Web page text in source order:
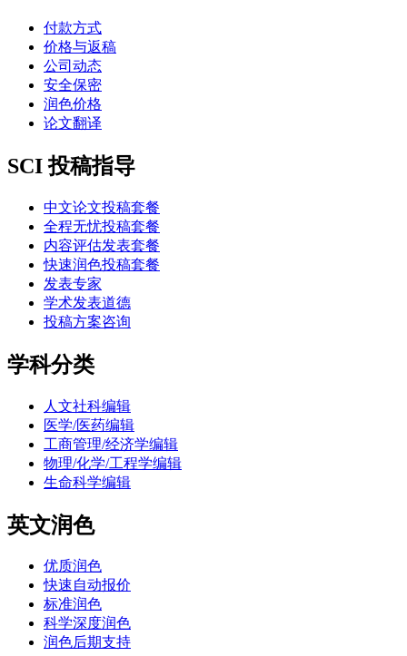
付款方式
价格与返稿
公司动态
安全保密
润色价格
论文翻译
SCI 投稿指导
中文论文投稿套餐
全程无忧投稿套餐
内容评估发表套餐
快速润色投稿套餐
发表专家
学术发表道德
投稿方案咨询
学科分类
人文社科编辑
医学/医药编辑
工商管理/经济学编辑
物理/化学/工程学编辑
生命科学编辑
英文润色
优质润色
快速自动报价
标准润色
科学深度润色
润色后期支持